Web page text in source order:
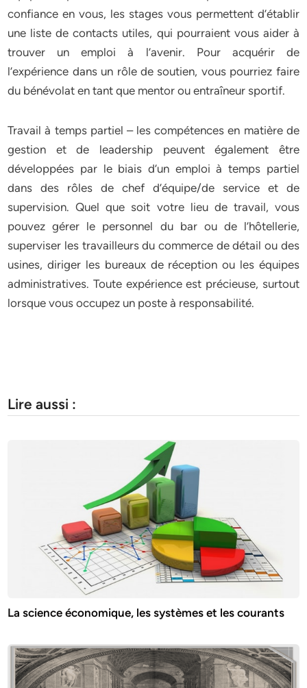
confiance en vous, les stages vous permettent d’établir
une liste de contacts utiles, qui pourraient vous aider à
trouver un emploi à l’avenir. Pour acquérir de
l’expérience dans un rôle de soutien, vous pourriez faire
du bénévolat en tant que mentor ou entraîneur sportif.
Travail à temps partiel – les compétences en matière de
gestion et de leadership peuvent également être
développées par le biais d’un emploi à temps partiel
dans des rôles de chef d’équipe/de service et de
supervision. Quel que soit votre lieu de travail, vous
pouvez gérer le personnel du bar ou de l’hôtellerie,
superviser les travailleurs du commerce de détail ou des
usines, diriger les bureaux de réception ou les équipes
administratives. Toute expérience est précieuse, surtout
lorsque vous occupez un poste à responsabilité.
Lire aussi :
La science économique, les systèmes et les courants